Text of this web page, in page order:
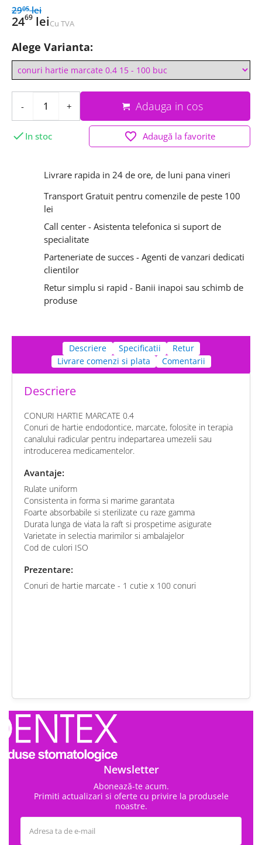
2905lei
2469 leiCu TVA
Alege Varianta:
- + Adauga in cos
 In stoc favorite_border Adaugă la favorite
Livrare rapida in 24 de ore, de luni pana vineri
Transport Gratuit pentru comenzile de peste 100
lei
Call center - Asistenta telefonica si suport de
specialitate
Parteneriate de succes - Agenti de vanzari dedicati
clientilor
Retur simplu si rapid - Banii inapoi sau schimb de
produse
Descriere Specificatii
Retur
Livrare comenzi si plata
Comentarii
Descriere
CONURI HARTIE MARCATE 0.4
Conuri de hartie endodontice, marcate, folosite in terapia
canalului radicular pentru indepartarea umezelii sau
introducerea medicamentelor.
Avantaje:
Rulate uniform
Consistenta in forma si marime garantata
Foarte absorbabile si sterilizate cu raze gamma
Durata lunga de viata la raft si prospetime asigurate
Varietate in selectia marimilor si ambalajelor
Cod de culori ISO
Prezentare:
Conuri de hartie marcate - 1 cutie x 100 conuri
Newsletter
Abonează-te acum.
Primiti actualizari si oferte cu privire la produsele
noastre.